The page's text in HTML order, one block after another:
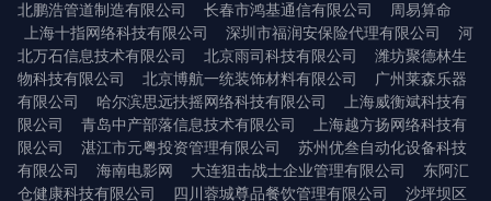
北鹏浩管道制造有限公司
长春市鸿基通信有限公司
周易算命
上海十指网络科技有限公司
深圳市福润安保险代理有限公司
河
北万石信息技术有限公司
北京雨司科技有限公司
潍坊聚德林生
物科技有限公司
北京博航一统装饰材料有限公司
广州莱森乐器
有限公司
哈尔滨思远扶摇网络科技有限公司
上海威衡斌科技有
限公司
青岛中产部落信息技术有限公司
上海越方扬网络科技有
限公司
湛江市元粤投资管理有限公司
苏州优叁自动化设备科技
有限公司
海南电影网 大连狙击战士企业管理有限公司
东阿汇
仓健康科技有限公司
四川蓉城尊品餐饮管理有限公司 沙坪坝区